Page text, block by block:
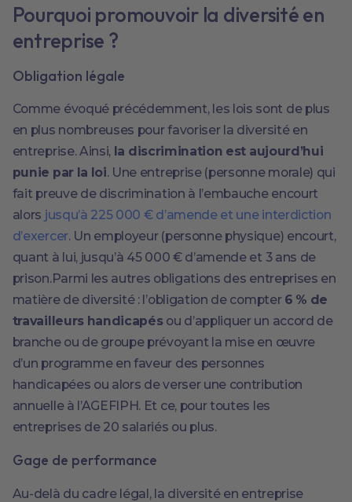
Pourquoi promouvoir la diversité en
entreprise ?
Obligation légale
Comme évoqué précédemment, les lois sont de plus
en plus nombreuses pour favoriser la diversité en
entreprise. Ainsi, la discrimination est aujourd’hui
punie par la loi. Une entreprise (personne morale) qui
fait preuve de discrimination à l’embauche encourt
alors jusqu’à 225 000 € d’amende et une interdiction
d’exercer. Un employeur (personne physique) encourt,
quant à lui, jusqu’à 45 000 € d’amende et 3 ans de
prison.Parmi les autres obligations des entreprises en
matière de diversité : l’obligation de compter 6 % de
travailleurs handicapés ou d’appliquer un accord de
branche ou de groupe prévoyant la mise en œuvre
d’un programme en faveur des personnes
handicapées ou alors de verser une contribution
annuelle à l’AGEFIPH. Et ce, pour toutes les
entreprises de 20 salariés ou plus.
Gage de performance
Au-delà du cadre légal, la diversité en entreprise